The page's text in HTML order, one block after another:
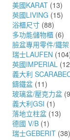
美國KARAT (13)
英國LIVING (15)
浴櫃尺寸 (88)
多功能儲物櫃 (6)
臉盆專用零件/鐵架
瑞士LAUFEN
英國IMPERIAL
義大利
鑄鐵盆 (11)
玻璃盆/壓克力盆
義大利GSI (1)
落地立柱盆 (13)
德國 V/B (1)
瑞士GEBERIT (38)